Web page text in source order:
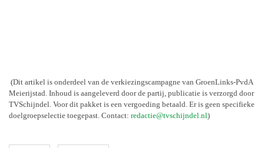
(Dit artikel is onderdeel van de verkiezingscampagne van GroenLinks-PvdA
Meierijstad. Inhoud is aangeleverd door de partij, publicatie is verzorgd door
TVSchijndel. Voor dit pakket is een vergoeding betaald. Er is geen specifieke
doelgroepselectie toegepast. Contact: redactie@tvschijndel.nl)